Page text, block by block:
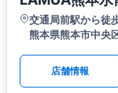
交通局前駅から徒
熊本県熊本市中央
店舗情報